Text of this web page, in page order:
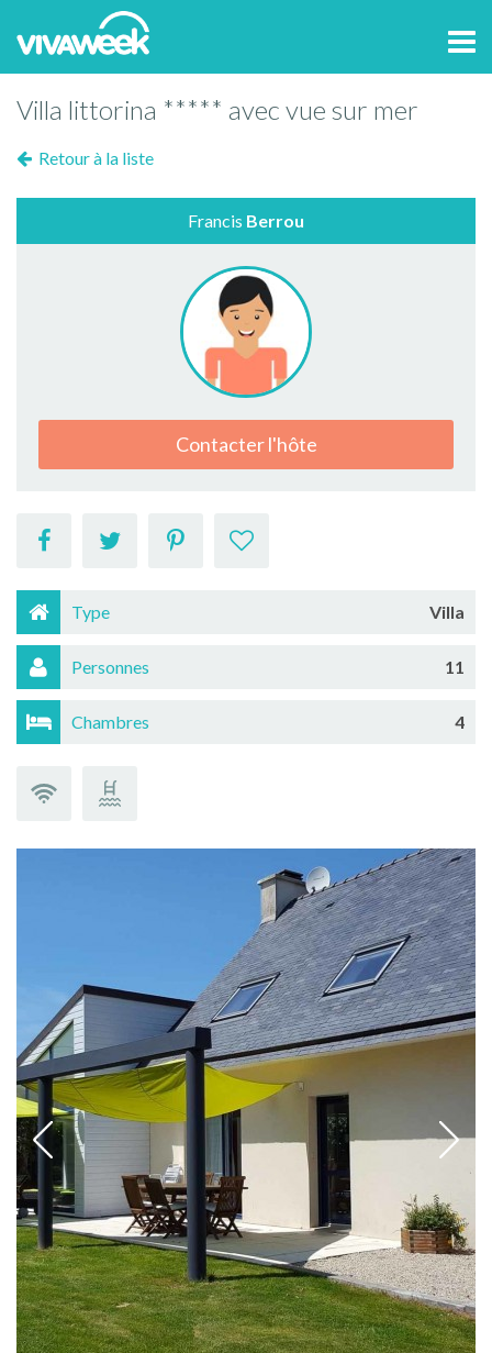
Villa littorina ***** avec vue sur mer
Retour à la liste
Francis Berrou
Contacter l'hôte
Type Villa
Personnes 11
Chambres 4